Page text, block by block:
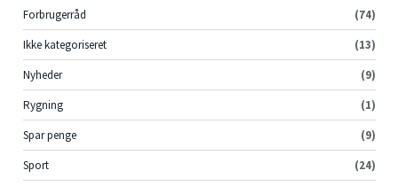
Forbrugerråd
(74)
Ikke kategoriseret
(13)
Nyheder
(9)
Rygning
(1)
Spar penge
(9)
Sport
(24)